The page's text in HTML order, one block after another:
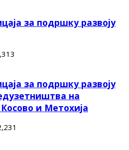
за подршку развоју
за подршку развоју
на
и Метохија